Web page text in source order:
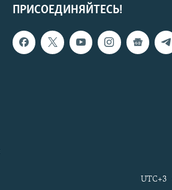
ПРИСОЕДИНЯЙТЕСЬ!
UTC+3